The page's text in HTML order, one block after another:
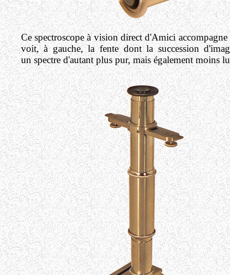
Ce spectroscope à vision direct d'Amici
voit, à gauche, la fente dont la succession
un spectre d'autant plus pur, mais également moins